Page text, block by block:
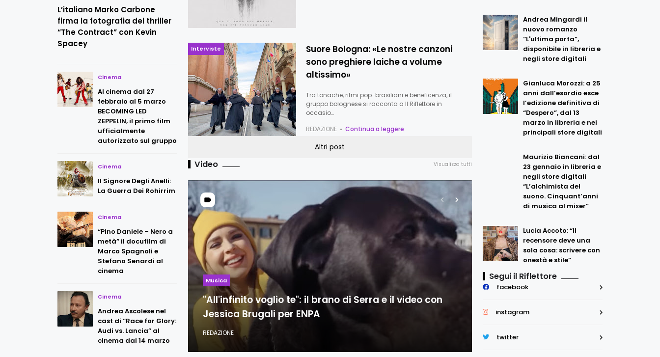
L’italiano Marko Carbone
firma la fotografia del thriller
“The Contract” con Kevin
Spacey
Cinema
Al cinema dal 27
febbraio al 5 marzo
BECOMING LED
ZEPPELIN, il primo film
ufficialmente
autorizzato sul gruppo
Cinema
Il Signore Degli Anelli:
La Guerra Dei Rohirrim
Cinema
“Pino Daniele – Nero a
metà” il docufilm di
Marco Spagnoli e
Stefano Senardi al
cinema
Cinema
Andrea Ascolese nel
cast di “Race for Glory:
Audi vs. Lancia” al
cinema dal 14 marzo
Interviste
Suore Bologna: «Le nostre canzoni
sono preghiere laiche a volume
altissimo»
Tra tonache, ritmi pop-brasiliani e beneficenza, il
gruppo bolognese si racconta a Il Riflettore in
occasio…
REDAZIONE
Continua a leggere
Altri post
Video Visualizza tutti
Musica
"All'infinito voglio te": il brano di Serra e il video con
Jessica Brugali per ENPA
REDAZIONE
NiR: fuori il video di “A90”, il
REDAZIONE
Andrea Mingardi il
nuovo romanzo
“L'ultima porta”,
disponibile in libreria e
negli store digitali
Gianluca Morozzi: a 25
anni dall’esordio esce
l’edizione definitiva di
“Despero”, dal 13
marzo in libreria e nei
principali store digitali
Maurizio Biancani: dal
23 gennaio in libreria e
negli store digitali
“L’alchimista del
suono. Cinquant’anni
di musica al mixer”
Lucia Accoto: “Il
recensore deve una
sola cosa: scrivere con
onestà e stile”
Segui il Riflettore
facebook
instagram
twitter